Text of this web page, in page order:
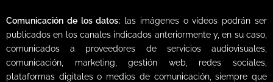
Comunicación de los datos: las imágenes o vídeos podrán ser
publicados en los canales indicados anteriormente y, en su caso,
comunicados a proveedores de servicios audiovisuales,
comunicación, marketing, gestión web, redes sociales,
plataformas digitales o medios de comunicación, siempre que